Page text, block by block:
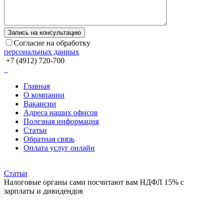
Согласие на обработку
персональных данных
+7 (4912) 720-700
Главная
О компании
Вакансии
Адреса наших офисов
Полезная информация
Статьи
Обратная связь
Оплата услуг онлайн
Статьи
Налоговые органы сами посчитают вам НДФЛ 15% с
зарплаты и дивидендов